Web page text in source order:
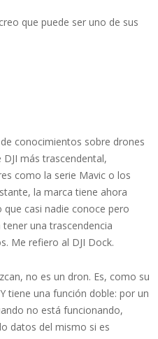
que puede ser uno de sus
conocimientos sobre drones
más trascendental,
como la serie Mavic o los
la marca tiene ahora
casi nadie conoce pero
una trascendencia
Me refiero al DJI Dock.
no es un dron. Es, como su
tiene una función doble: por un
no está funcionando,
datos del mismo si es